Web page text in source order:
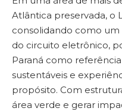
Atlântica preservada, o
consolidando como um
do circuito eletrônico,
Paraná como
sustentáveis e
propósito. Com
área verde e gerar